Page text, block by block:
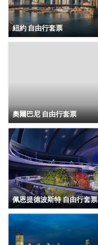
紐約 自由行套票
奧爾巴尼 自由行套票
佩恩提德波斯特 自由行套票